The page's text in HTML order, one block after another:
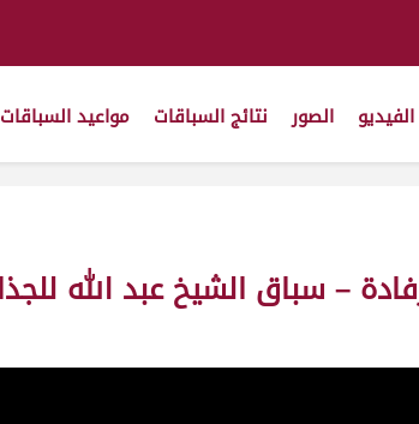
الصور نتائج السباقات مواعيد السباقات